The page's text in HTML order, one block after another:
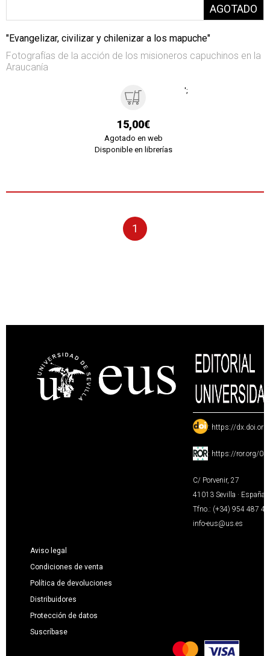
"Evangelizar, civilizar y chilenizar a los mapuche"
Fotografías de la acción de los misioneros capuchinos en la
Araucanía
15,00€
Agotado en web
Disponible en librerías
';
1
: https://
: https://ror.org/
C/ Porvenir, 27
41013 Sevilla · España
Tfno.: (+34) 954 487
info-eus@us.es
Aviso legal
Condiciones de venta
Política de devoluciones
Distribuidores
Protección de datos
Suscríbase